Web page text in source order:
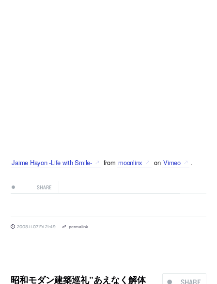
Jaime Hayon -Life with Smile- from moonlinx on Vimeo .
SHARE
2008.11.07 Fri 21:49 permalink
SHARE
昭和モダン建築巡礼”あえなく解体